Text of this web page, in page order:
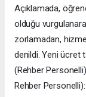
Açıklamada,
olduğu
zorlamadan,
denildi. Yeni ücret
(Rehber
Rehber